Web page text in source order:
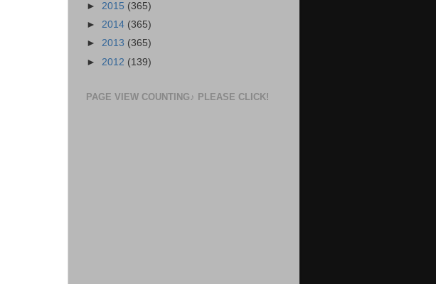
► 2015 (365)
► 2014 (365)
► 2013 (365)
► 2012 (139)
PAGE VIEW COUNTING♪ PLEASE CLICK!